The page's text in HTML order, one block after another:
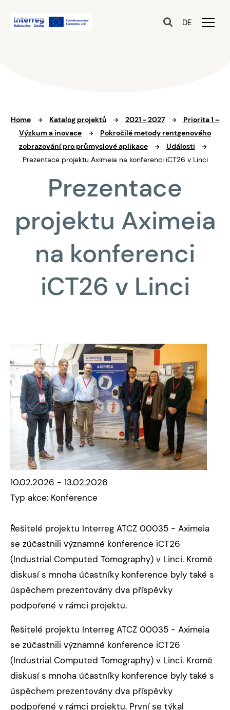
DE
Home Katalog projektů 2021 - 2027
Priorita 1 –
Výzkum a inovace
Pokročilé metody rentgenového
zobrazování pro průmyslové aplikace
Události
Prezentace projektu Aximeia na konferenci iCT26 v Linci
Prezentace
projektu Aximeia
na konferenci
iCT26 v Linci
10.02.2026 - 13.02.2026
Typ akce: Konference
Řešitelé projektu Interreg ATCZ 00035 - Aximeia
se zúčastnili významné konference iCT26
(Industrial Computed Tomography) v Linci. Kromě
diskusí s mnoha účastníky konference byly také s
úspěchem prezentovány dva příspěvky
podpořené v rámci projektu.
Řešitelé projektu Interreg ATCZ 00035 - Aximeia
se zúčastnili významné konference iCT26
(Industrial Computed Tomography) v Linci. Kromě
diskusí s mnoha účastníky konference byly také s
úspěchem prezentovány dva příspěvky
podpořené v rámci projektu. První se týkal